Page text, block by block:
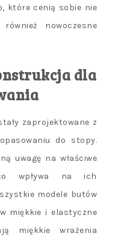
które cenią sobie nie
nowoczesne
dla
zaprojektowane z
do stopy.
uwagę na właściwe
wpływa na ich
modele butów
miękkie i elastyczne
miękkie wrażenia